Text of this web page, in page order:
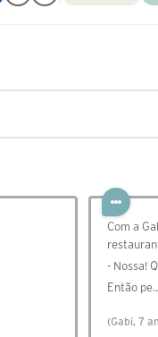
Com a
- Nossa!
Então
(Gabi, 7